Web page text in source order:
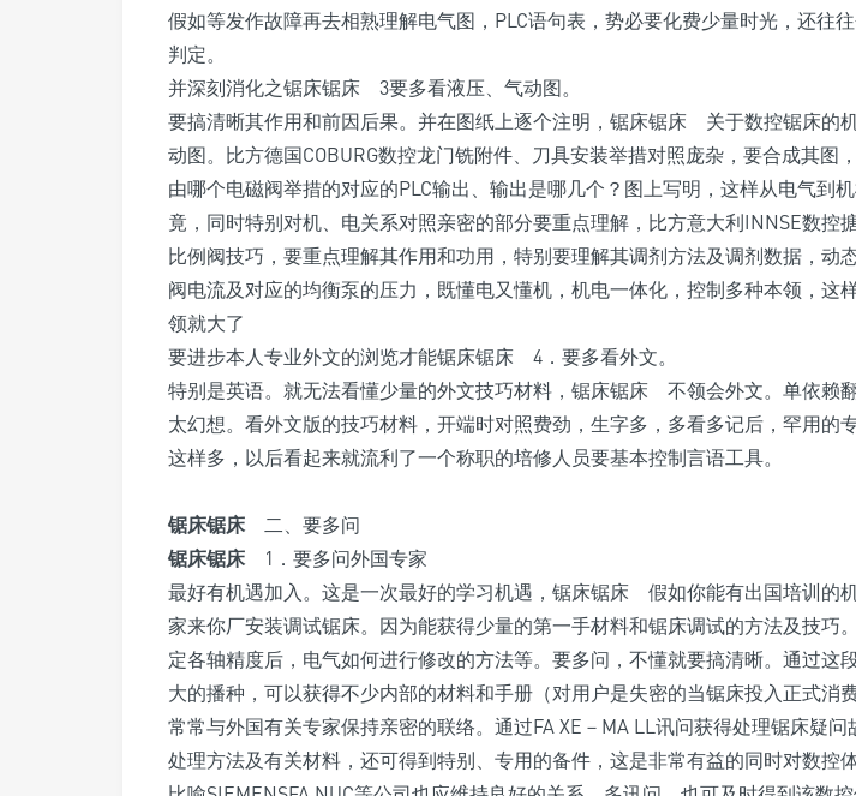
假如等发作故障再去相熟理解电气图，PLC语句表，势必要化费少量时光，还往
判定。
并深刻消化之锯床锯床 3要多看液压、气动图。
要搞清晰其作用和前因后果。并在图纸上逐个注明，锯床锯床 关于数控锯床的
动图。比方德国COBURG数控龙门铣附件、刀具安装举措对照庞杂，要合成其图
由哪个电磁阀举措的对应的PLC输出、输出是哪几个？图上写明，这样从电气到
竟，同时特别对机、电关系对照亲密的部分要重点理解，比方意大利INNSE数控
比例阀技巧，要重点理解其作用和功用，特别要理解其调剂方法及调剂数据，动
阀电流及对应的均衡泵的压力，既懂电又懂机，机电一体化，控制多种本领，这
领就大了
要进步本人专业外文的浏览才能锯床锯床 4．要多看外文。
特别是英语。就无法看懂少量的外文技巧材料，锯床锯床 不领会外文。单依赖
太幻想。看外文版的技巧材料，开端时对照费劲，生字多，多看多记后，罕用的
这样多，以后看起来就流利了一个称职的培修人员要基本控制言语工具。
锯床锯床二、要多问
锯床锯床1．要多问外国专家
最好有机遇加入。这是一次最好的学习机遇，锯床锯床 假如你能有出国培训的
家来你厂安装调试锯床。因为能获得少量的第一手材料和锯床调试的方法及技巧
定各轴精度后，电气如何进行修改的方法等。要多问，不懂就要搞清晰。通过这
大的播种，可以获得不少内部的材料和手册（对用户是失密的当锯床投入正式消
常常与外国有关专家保持亲密的联络。通过FA XE－MA LL讯问获得处理锯床疑问
处理方法及有关材料，还可得到特别、专用的备件，这是非常有益的同时对数控